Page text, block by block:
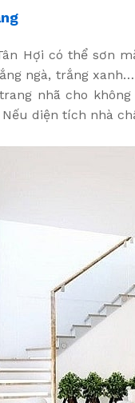
Hợi có thể sơn
ngà, trắng
nhã cho
diện tích nhà